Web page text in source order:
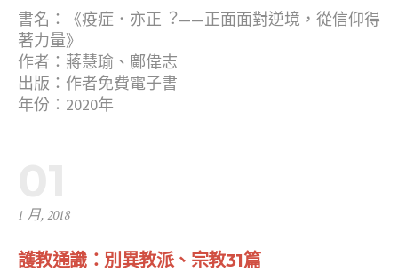
書名：《疫症．亦正︖——正⾯⾯對逆境，從信仰得
著⼒量》
作者：蔣慧瑜、鄺偉志
出版：作者免費電子書
年份：2020年
1 月, 2018
護教通識：別異教派、宗教31篇